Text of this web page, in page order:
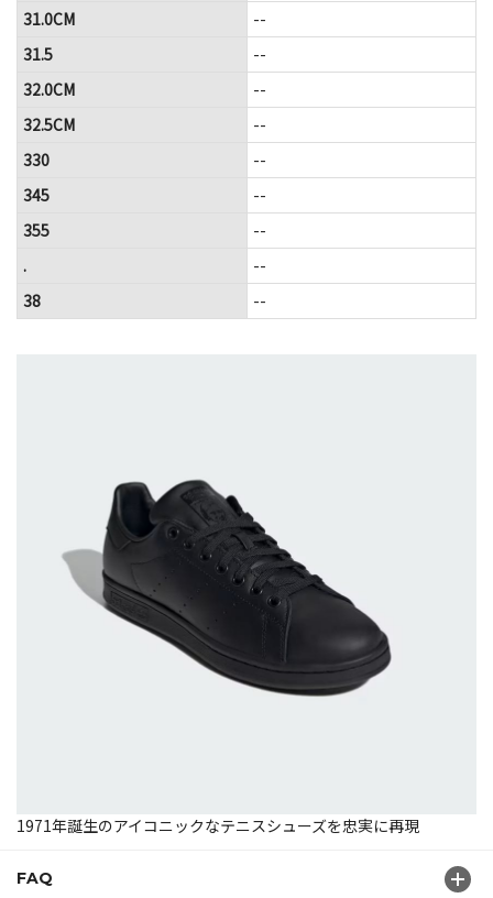
1971年誕生のアイコニックなテニスシューズを忠実に再現
FAQ
31.0CM
--
31.5
--
32.0CM
--
32.5CM
--
330
--
345
--
355
--
.
--
38
--